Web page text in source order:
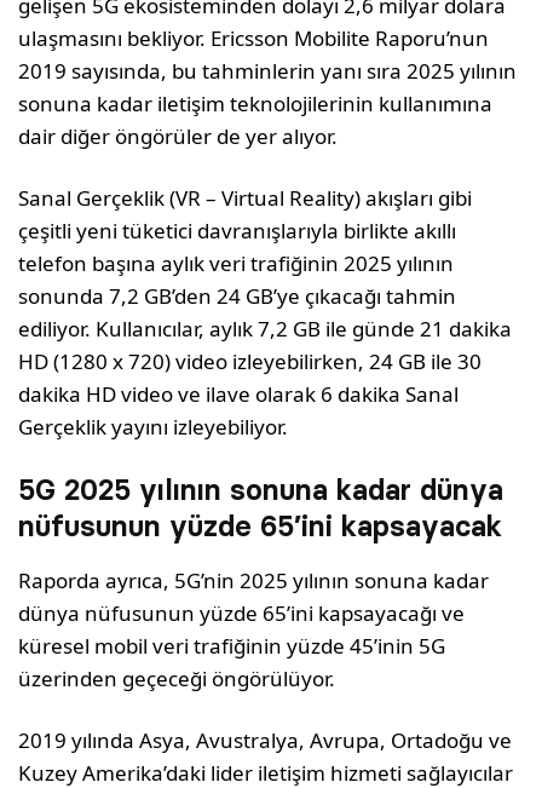
ulaşmasını bekliyor. Ericsson Mobilite Raporu’nun
2019 sayısında, bu tahminlerin yanı sıra 2025 yılının
sonuna kadar iletişim teknolojilerinin kullanımına
dair diğer öngörüler de yer alıyor.
Sanal Gerçeklik (VR – Virtual Reality) akışları gibi
çeşitli yeni tüketici davranışlarıyla birlikte akıllı
telefon başına aylık veri trafiğinin 2025 yılının
sonunda 7,2 GB’den 24 GB’ye çıkacağı tahmin
ediliyor. Kullanıcılar, aylık 7,2 GB ile günde 21 dakika
HD (1280 x 720) video izleyebilirken, 24 GB ile 30
dakika HD video ve ilave olarak 6 dakika Sanal
Gerçeklik yayını izleyebiliyor.
5G 2025 yılının sonuna kadar dünya
nüfusunun yüzde 65’ini kapsayacak
Raporda ayrıca, 5G’nin 2025 yılının sonuna kadar
dünya nüfusunun yüzde 65’ini kapsayacağı ve
küresel mobil veri trafiğinin yüzde 45’inin 5G
üzerinden geçeceği öngörülüyor.
2019 yılında Asya, Avustralya, Avrupa, Ortadoğu ve
Kuzey Amerika’daki lider iletişim hizmeti sağlayıcılar